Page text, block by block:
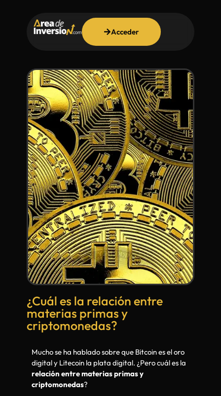
Acceder
¿Cuál es la relación entre
materias primas y
criptomonedas?
Mucho se ha hablado sobre que Bitcoin es el oro
digital y Litecoin la plata digital. ¿Pero cuál es la
relación entre materias primas y
criptomonedas?